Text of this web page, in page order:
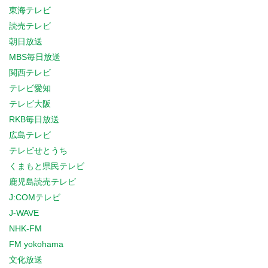
東海テレビ
読売テレビ
朝日放送
MBS毎日放送
関西テレビ
テレビ愛知
テレビ大阪
RKB毎日放送
広島テレビ
テレビせとうち
くまもと県民テレビ
鹿児島読売テレビ
J:COMテレビ
J-WAVE
NHK-FM
FM yokohama
文化放送